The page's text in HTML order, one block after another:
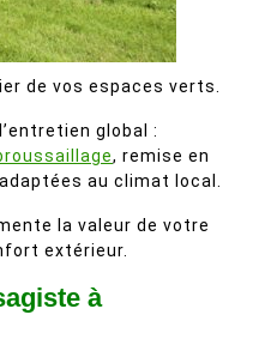
de vos espaces verts.
global :
, remise en
au climat local.
la valeur de votre
extérieur.
à